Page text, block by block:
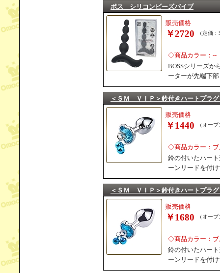
ボス シリコンビーズバイブ
販売価格
￥2720 （定価
◇商品カラー：--
BOSSシリーズか
ーターが先端下
＜ＳＭ ＶＩＰ＞鈴付きハートプ
販売価格
￥1440 （オー
◇商品カラー：ブ
鈴の付いたハー
ーンリードを付
＜ＳＭ ＶＩＰ＞鈴付きハートプ
販売価格
￥1680 （オー
◇商品カラー：ブ
鈴の付いたハー
ーンリードを付